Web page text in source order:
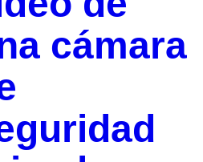
cámara